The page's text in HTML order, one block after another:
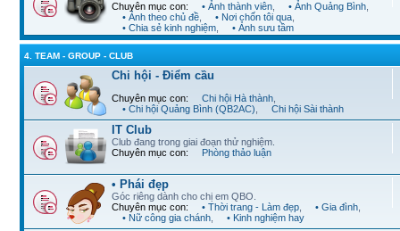
Chuyên mục con: • Ảnh thành viên • Ảnh Quảng Bình
• Ảnh theo chủ đề
• Nơi chốn tôi qua
• Chia sẻ kinh nghiệm
• Ảnh sưu tầm
4. TEAM - GROUP - CLUB
Chi hội - Điểm cầu
Chuyên mục con: Chi hội Hà thành
• Chi hội Quảng Bình (QB2AC)
Chi hội Sài thành
IT Club
Club đang trong giai đoạn thử nghiệm.
Chuyên mục con:
Phòng thảo luận
• Phái đẹp
Góc riêng dành cho chị em QBO.
Chuyên mục con:
• Thời trang - Làm đẹp • Gia đình
• Nữ công gia chánh
• Kinh nghiệm hay